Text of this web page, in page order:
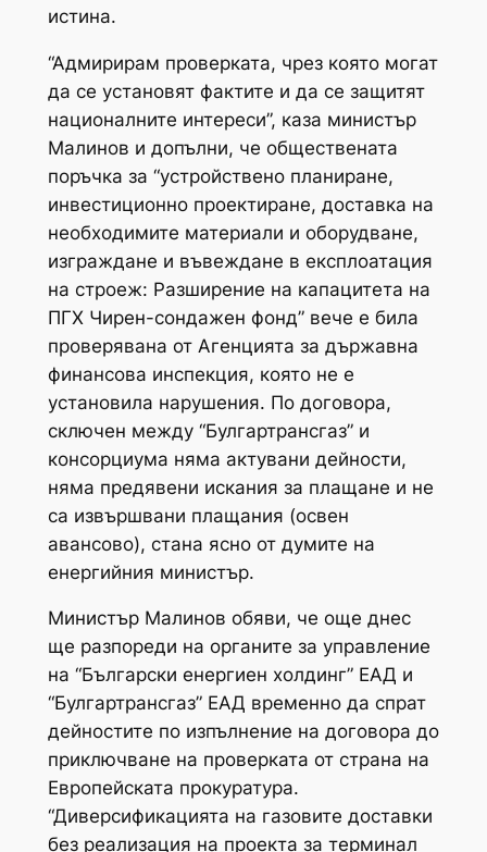
истина.
“Адмирирам проверката, чрез която могат
да се установят фактите и да се защитят
националните интереси”, каза министър
Малинов и допълни, че обществената
поръчка за “устройствено планиране,
инвестиционно проектиране, доставка на
необходимите материали и оборудване,
изграждане и въвеждане в експлоатация
на строеж: Разширение на капацитета на
ПГХ Чирен-сондажен фонд” вече е била
проверявана от Агенцията за държавна
финансова инспекция, която не е
установила нарушения. По договора,
сключен между “Булгартрансгаз” и
консорциума няма актувани дейности,
няма предявени искания за плащане и не
са извършвани плащания (освен
авансово), стана ясно от думите на
енергийния министър.
Министър Малинов обяви, че още днес
ще разпореди на органите за управление
на “Български енергиен холдинг” ЕАД и
“Булгартрансгаз” ЕАД временно да спрат
дейностите по изпълнение на договора до
приключване на проверката от страна на
Европейската прокуратура.
“Диверсификацията на газовите доставки
без реализация на проекта за терминал